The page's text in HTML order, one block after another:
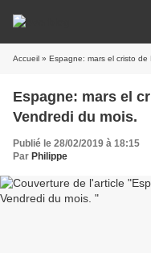
Accueil » Espagne: mars el cristo de
Espagne: mars el
Vendredi du mois.
Publié le 28/02/2019 à 18:15
Par Philippe